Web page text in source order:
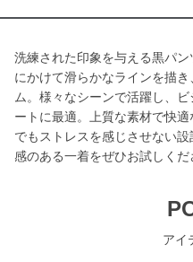
洗練された印象を与える黒パ
にかけて滑らかなラインを描
ム。様々なシーンで活躍し、
ートに最適。上質な素材で快
でもストレスを感じさせない
感のある一着をぜひお試しくだ
アイ